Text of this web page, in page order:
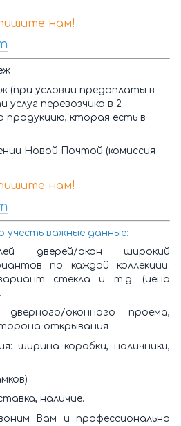
нам!
(при условии предоплаты в
перевозчика в 2
продукцию, кторая есть в
Новой Почтой (комиссия
нам!
учесть важные данные:
дверей/окон широкий
по каждой коллекции:
стекла и т.д. (цена
оконного проема,
открывания
ширина коробки, наличники,
наличие.
Вам и профессионально